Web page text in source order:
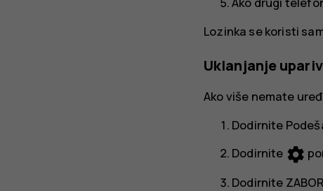
Lozinka se koristi
Uklanjanje
Ako više nemate
Dodirnite
Dodirnite settings
Dodirnite